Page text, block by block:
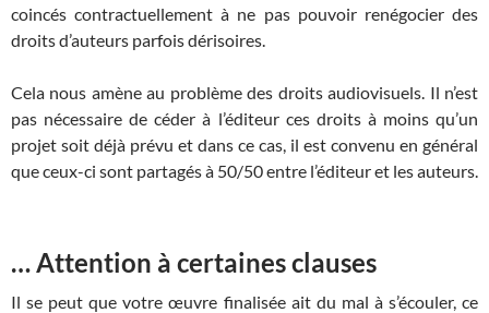
coincés contractuellement à ne pas pouvoir renégocier des
droits d’auteurs parfois dérisoires.
Cela nous amène au problème des droits audiovisuels. Il n’est
pas nécessaire de céder à l’éditeur ces droits à moins qu’un
projet soit déjà prévu et dans ce cas, il est convenu en général
que ceux-ci sont partagés à 50/50 entre l’éditeur et les auteurs.
… Attention à certaines clauses
Il se peut que votre œuvre finalisée ait du mal à s’écouler, ce